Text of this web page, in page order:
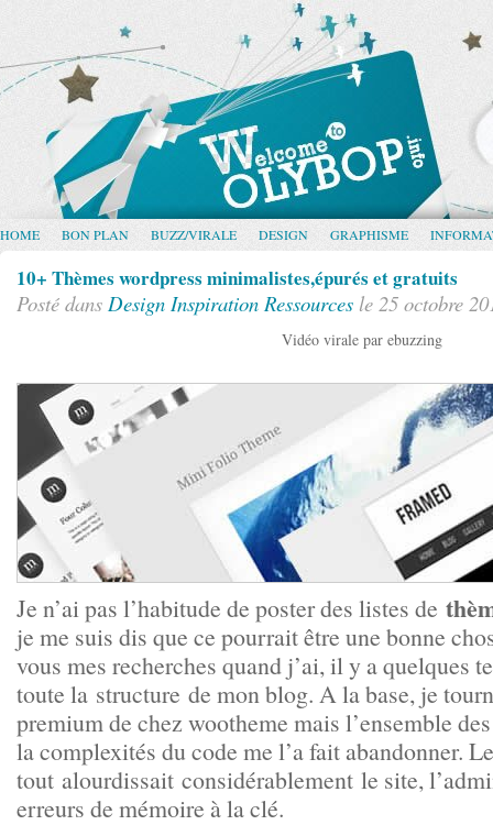
HOME BON PLAN BUZZ/VIRALE DESIGN GRAPHISME
10+ Thèmes wordpress minimalistes,épurés et gratuits
Posté dans Design Inspiration Ressources le 25 octobre
Vidéo virale par ebuzzing
Je n’ai pas l’habitude de poster des listes de
je me suis dis que ce pourrait être une bonne
vous mes recherches quand j’ai, il y a quelques
toute la structure de mon blog. A la base, je
premium de chez wootheme mais l’ensemble
la complexités du code me l’a fait abandonner. Le
tout alourdissait considérablement le site,
erreurs de mémoire à la clé.